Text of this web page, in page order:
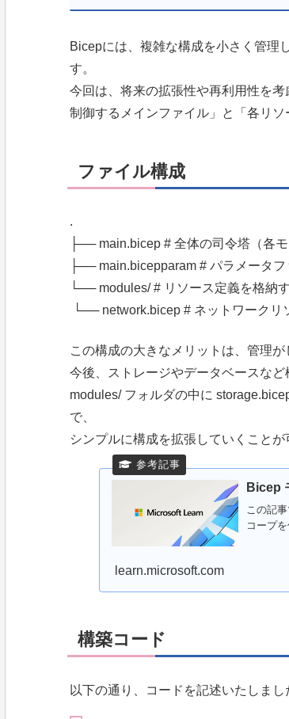
Bicepには、複雑な構成を小さく管理
す。
今回は、将来の拡張性や再利用性を
制御するメインファイル」と「各リ
ファイル構成
.
├── main.bicep # 全体の司令塔（各モ
├── main.bicepparam # パラメータフ
└── modules/ # リソース定義を格納
└── network.bicep # ネットワークリ
この構成の大きなメリットは、管理が
今後、ストレージやデータベースなど
modules/ フォルダの中に
で、
シンプルに構成を拡張していくことが
Bicep
この記
コープ
learn.microsoft.com
構築コード
以下の通り、コードを記述いたしまし